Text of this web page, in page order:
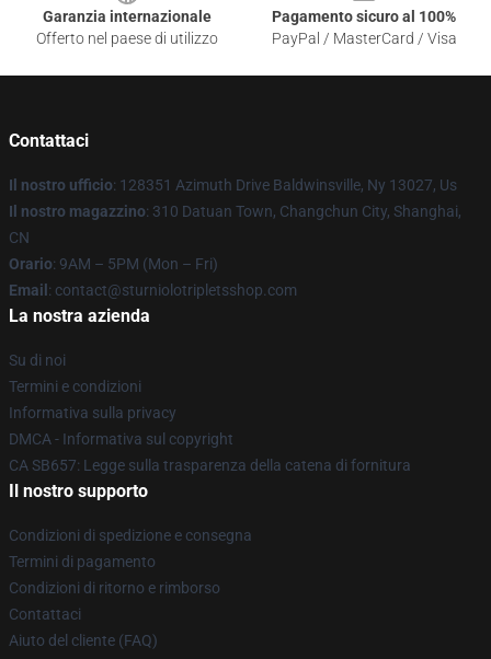
Garanzia internazionale
Offerto nel paese di utilizzo
Pagamento sicuro al 100%
PayPal / MasterCard / Visa
Contattaci
Il nostro ufficio: 128351 Azimuth Drive Baldwinsville, Ny 13027, Us
Il nostro magazzino: 310 Datuan Town, Changchun City, Shanghai,
CN
Orario: 9AM – 5PM (Mon – Fri)
Email : contact@sturniolotripletsshop.com
La nostra azienda
Su di noi
Termini e condizioni
Informativa sulla privacy
DMCA - Informativa sul copyright
CA SB657: Legge sulla trasparenza della catena di fornitura
Il nostro supporto
Condizioni di spedizione e consegna
Termini di pagamento
Condizioni di ritorno e rimborso
Contattaci
Aiuto del cliente (FAQ)